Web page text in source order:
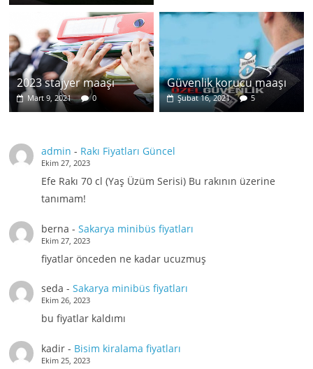
2023 stajyer maaşı
Mart 9, 2021 0
Güvenlik korucu maaşı
Şubat 16, 2021 5
admin - Rakı Fiyatları Güncel
Ekim 27, 2023
Efe Rakı 70 cl (Yaş Üzüm Serisi) Bu rakının üzerine
tanımam!
berna - Sakarya minibüs fiyatları
Ekim 27, 2023
fiyatlar önceden ne kadar ucuzmuş
seda - Sakarya minibüs fiyatları
Ekim 26, 2023
bu fiyatlar kaldımı
kadir- Bisim kiralama fiyatları
Ekim 25, 2023